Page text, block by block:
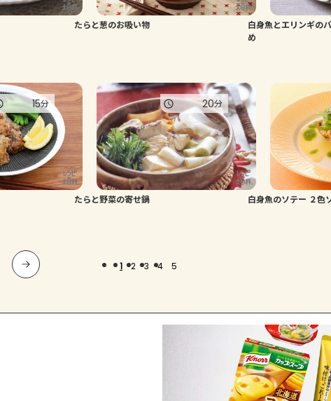
たらと葱のお吸い物
白身魚とエリンギの
め
15分
たらと野菜の寄せ鍋
20分
白身魚のソテー ２色
1 2 3 4 5